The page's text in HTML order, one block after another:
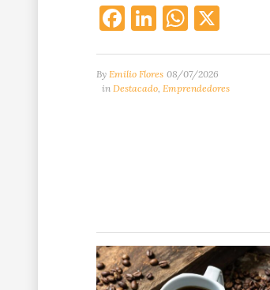
Facebook
LinkedIn
By Emilio Flores 08/07/2026
in Destacado Emprendedores